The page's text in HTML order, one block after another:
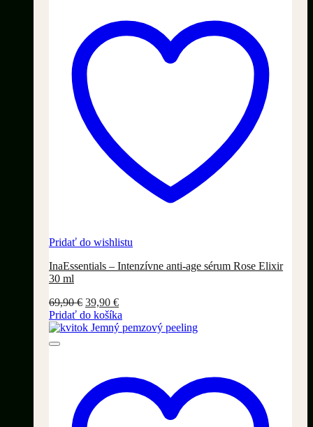
Pridať do wishlistu
InaEssentials – Intenzívne anti-age sérum Rose Elixir
30 ml
69,90€ Pôvodná
cena
bola:
39,90 €Aktuálna
cena
je:
Pridať do košíka